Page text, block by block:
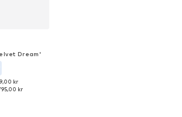
Dream'
kr
kr